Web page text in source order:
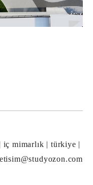
iç mimarlık | türkiye |